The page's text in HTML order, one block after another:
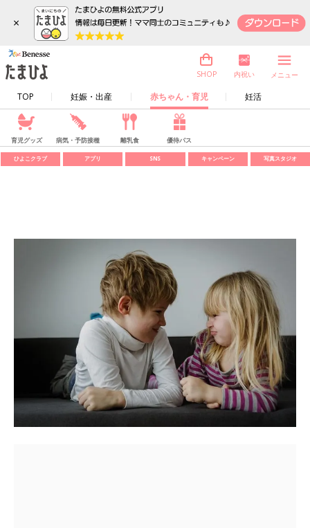
×
TOP 妊娠・出産 赤ちゃん・育児 妊活
SHOP 内祝い メニュー
育児グッズ 病気・予防接種 離乳食 優待パス
ひよこクラブ アプリ SNS キャンペーン 写真スタジオ